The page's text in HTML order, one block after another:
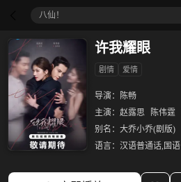
八仙！
许我耀眼
剧情 爱情
导演：
陈畅
主演： 赵露思 陈伟霆
别名： 大乔小乔(剧版)
语言： 汉语普通话,国语